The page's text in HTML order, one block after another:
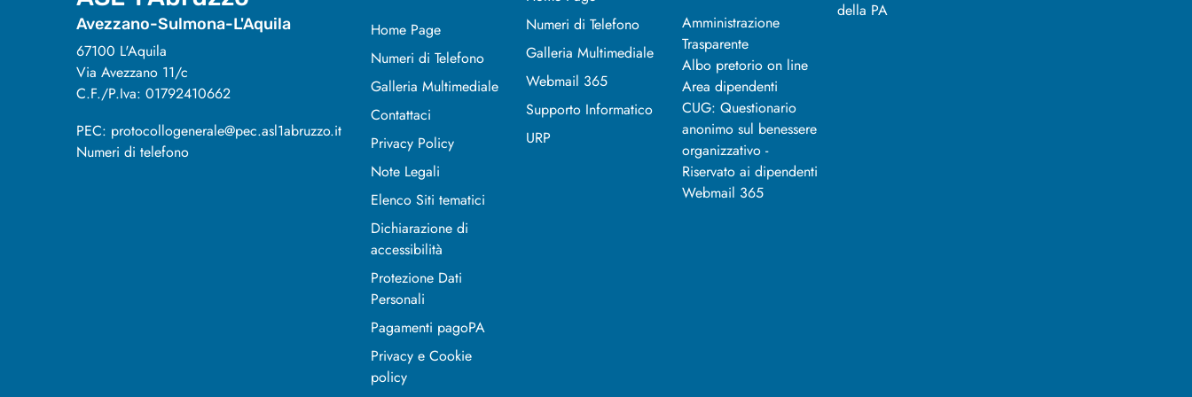
Avezzano-Sulmona-L'Aquila
67100 L'Aquila
Via Avezzano 11/c
C.F./P.Iva: 01792410662
PEC: protocollogenerale@pec.asl1abruzzo.it
Numeri di telefono
Home Page
Numeri di Telefono
Galleria Multimediale
Contattaci
Privacy Policy
Note Legali
Elenco Siti tematici
Dichiarazione di
accessibilità
Protezione Dati
Personali
Pagamenti pagoPA
Privacy e Cookie
policy
Numeri di Telefono
Galleria Multimediale
Webmail 365
Supporto Informatico
URP
Amministrazione
Trasparente
Albo pretorio on line
Area dipendenti
CUG: Questionario
anonimo sul benessere
organizzativo -
Riservato ai dipendenti
Webmail 365